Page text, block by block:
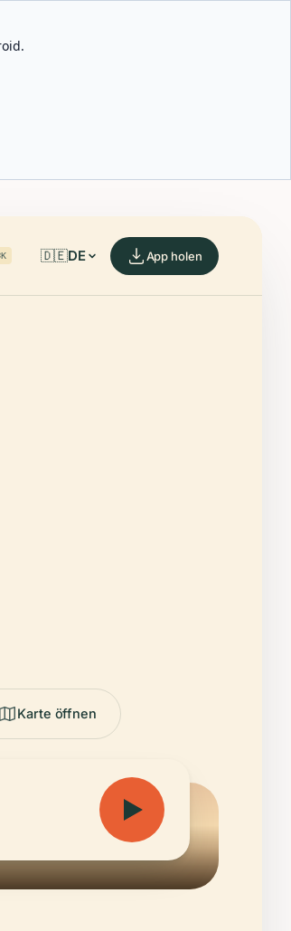
🇩🇪DE App holen
Karte öffnen